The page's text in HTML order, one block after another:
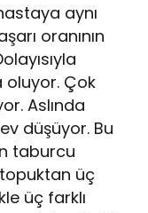
aynı
oranının
oluyor. Çok
Aslında
düşüyor. Bu
taburcu
üç
üç farklı